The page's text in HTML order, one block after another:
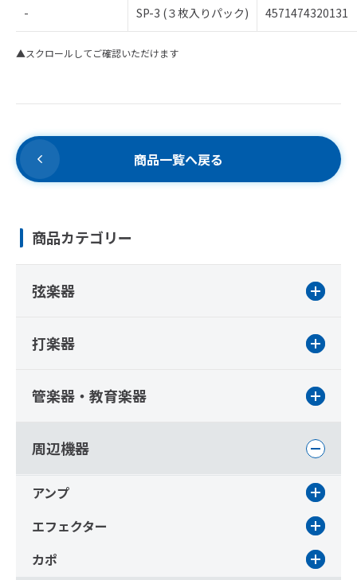
- SP-3 (３枚入りパック) 4571474320131
▲スクロールしてご確認いただけます
商品一覧へ戻る
商品カテゴリー
弦楽器
打楽器
管楽器・教育楽器
周辺機器
アンプ
エフェクター
カポ